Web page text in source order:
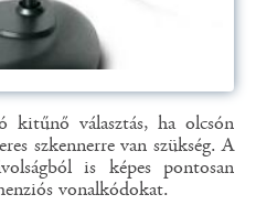
kitűnő választás, ha olcsón
szkennerre van szükség. A
is képes pontosan
vonalkódokat.